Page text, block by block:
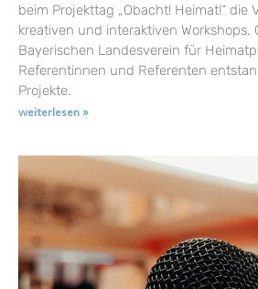
beim Projekttag „Obacht! Heimat!“ die
kreativen und interaktiven Workshops.
Bayerischen Landesverein für
Referentinnen und Referenten
Projekte.
weiterlesen »